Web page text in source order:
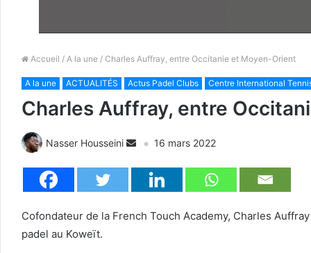
Accueil / A la une / Charles Auffray, entre Occitanie et Moyen-Orient
A la une ACTUALITÉS Actus Padel Clubs Centre International
Charles Auffray, entre
Nasser Housseini 16 mars 2022
Cofondateur de la French Touch Academy, Charles
padel au Koweït.